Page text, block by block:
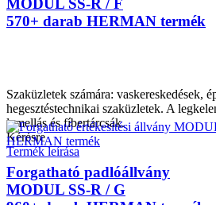
MODUL SS-R / F
570+ darab HERMAN termék
Szaküzletek számára: vaskereskedések,
hegesztéstechnikai szaküzletek. A
lamellás és fíbertárcsák.
Kérésre
Termék leírása
Forgatható padlóállvány
MODUL SS-R / G